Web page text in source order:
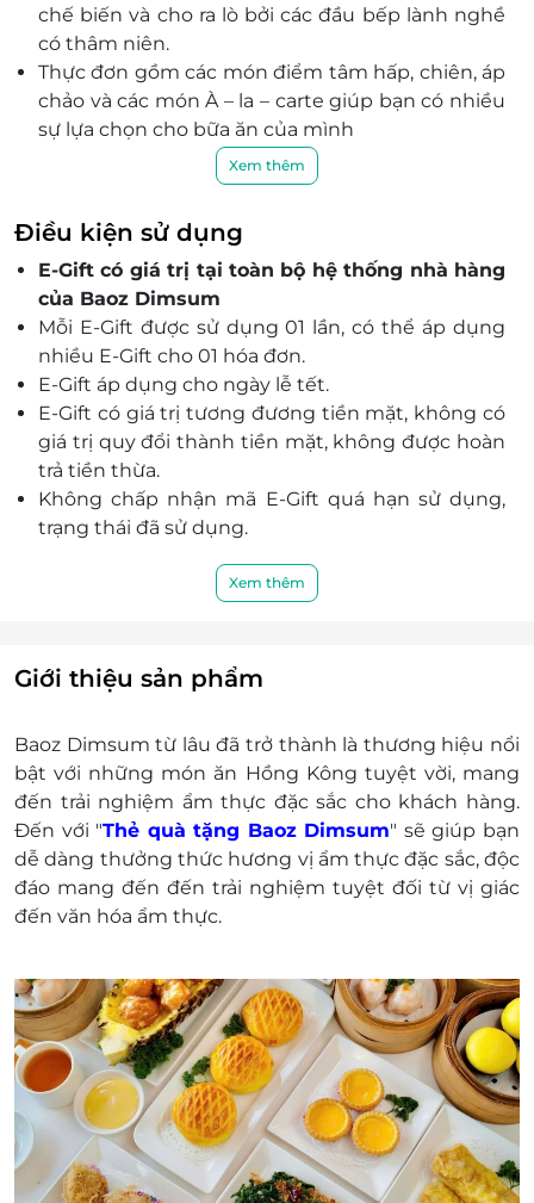
chế biến và cho ra lò bởi các đầu bếp lành nghề
có thâm niên.
Thực đơn gồm các món điểm tâm hấp, chiên, áp
chảo và các món À – la – carte giúp bạn có nhiều
sự lựa chọn cho bữa ăn của mình
Nguyên liệu cao cấp được lựa chọn kỹ lưỡng,
đảm bảo chất lượng món ăn mang đến cho bạn
trải nghiệm ẩm thực chuẩn vị Hồng Kông.
Mỗi món ăn tại Baoz Dimsum đều được chế biến
tỉ mỉ, công phu mang lại hương vị thơm ngon và
chất lượng tuyệt vời giúp bạn có một trải
nghiệm ẩm thực hoàn hảo.
Xem thêm
Điều kiện sử dụng
E-Gift có giá trị tại toàn bộ hệ thống nhà hàng
của Baoz Dimsum
Mỗi E-Gift được sử dụng 01 lần, có thể áp dụng
nhiều E-Gift cho 01 hóa đơn.
E-Gift áp dụng cho ngày lễ tết.
E-Gift có giá trị tương đương tiền mặt, không có
giá trị quy đổi thành tiền mặt, không được hoàn
trả tiền thừa.
Không chấp nhận mã E-Gift quá hạn sử dụng,
trạng thái đã sử dụng.
Nghiêm cấm mọi hình thức mua đi bán lại, kinh
doanh trái với qui định của LifeLink và Baoz
Baoz Dimsum có quyền từ chối áp dụng và thu
hồi E-Gift khi phát hiện E-Gift đó nằm trong
hành vi mua đi bán lại, kinh doanh trái với quy
định của LifeLink và Baoz Dimsum
Nếu giá trị đơn hàng của khách hàng vượt quá
giá trị của E-Gift thì khách hàng phải thanh toán
thêm khoản chênh lệch đó.
VAT cho khách hàng sử dụng tại nhà hàng.
Chỉ xuất hóa đơn VAT cho khách hàng trực tiếp
dùng bữa tại nhà hàng.
Khách hàng có trách nhiệm bảo mật thông tin
mã thẻ quà tặng sau khi đặt mua. LifeLink sẽ
không chịu trách nhiệm hoàn trả các mã thẻ bị
mất hoặc ở trạng thái "Đã sử dụng" với bất kỳ lý
do gì.
Xem thêm
Giới thiệu sản phẩm
Baoz Dimsum từ lâu đã trở thành là thương hiệu nổi
bật với những món ăn Hồng Kông tuyệt vời, mang
đến trải nghiệm ẩm thực đặc sắc cho khách hàng.
Đến với "Thẻ quà tặng Baoz Dimsum" sẽ giúp bạn
dễ dàng thưởng thức hương vị ẩm thực đặc sắc, độc
đáo mang đến đến trải nghiệm tuyệt đối từ vị giác
đến văn hóa ẩm thực.